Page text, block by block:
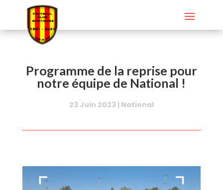
Programme de la reprise pour
notre équipe de National !
23 Juin 2023 | National